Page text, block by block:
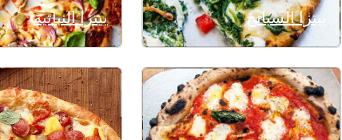
بيتزا السبانخ بيتزا النباتية